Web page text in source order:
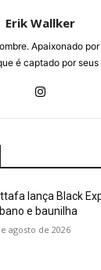
Erik Wallker
Apaixonado
é captado por
lança Black
e baunilha
agosto de 2026